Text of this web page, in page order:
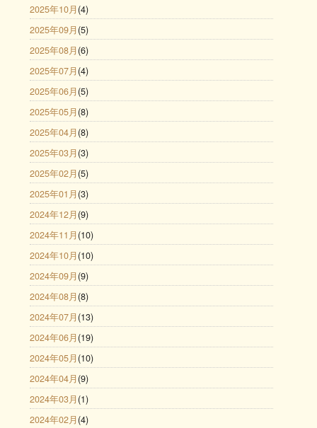
2025年10月 (4)
2025年09月 (5)
2025年08月 (6)
2025年07月 (4)
2025年06月 (5)
2025年05月 (8)
2025年04月 (8)
2025年03月 (3)
2025年02月 (5)
2025年01月 (3)
2024年12月 (9)
2024年11月 (10)
2024年10月 (10)
2024年09月 (9)
2024年08月 (8)
2024年07月 (13)
2024年06月 (19)
2024年05月 (10)
2024年04月 (9)
2024年03月 (1)
2024年02月 (4)